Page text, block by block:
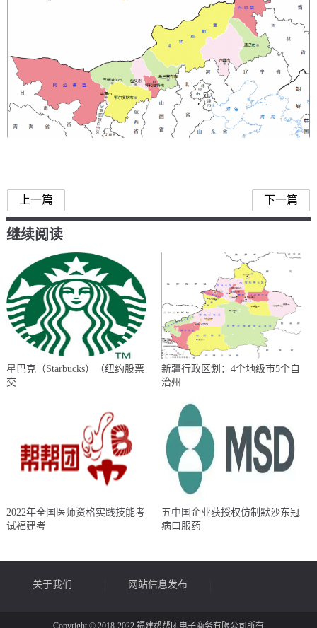
上一篇 下一篇
继续阅读
星巴克（Starbucks）（纽约股票
交
新疆行政区划：4个地级市5个自
治州
2022年全国医师资格实践技能考
试福建考
五中国企业获授权仿制默沙东冠
病口服药
关于我们 网站信息发布
Copyright © 2018-2022 福建帮帮团电子商务有限公司所有